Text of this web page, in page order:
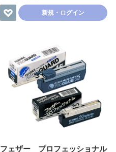
新規・ログイン
フェザー プロフェッショナル